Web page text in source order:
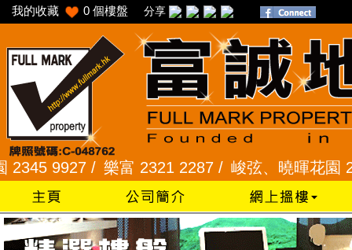
我的收藏 0 個樓盤 分享
9927 /樂富 2321 2287 / 峻弦、曉暉花園